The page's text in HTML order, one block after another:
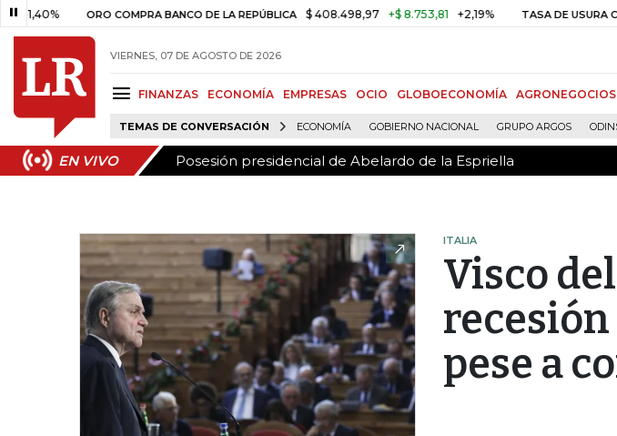
ORO COMPRA BANCO DE LA REPÚBLICA $ 408.498,97 +$ 8.753,81 +2,19% TASA DE USURA
VIERNES, 07 DE AGOSTO DE 2026
FINANZAS ECONOMÍA EMPRESAS OCIO GLOBOECONOMÍA AGRONEGOCIOS
TEMAS DE CONVERSACIÓN ECONOMÍA GOBIERNO NACIONAL GRUPO ARGOS
EN VIVO Posesión presidencial de Abelardo de la Espriella
EN VIVO Posesión presidencial de Abelardo de la Espriella
ITALIA
Visco
recesión
pese a